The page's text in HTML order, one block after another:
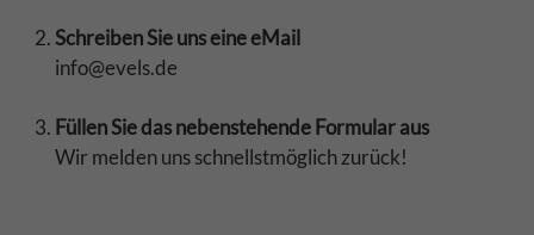
Schreiben Sie uns eine eMail
info@evels.de
Füllen Sie das nebenstehende Formular aus
Wir melden uns schnellstmöglich zurück!